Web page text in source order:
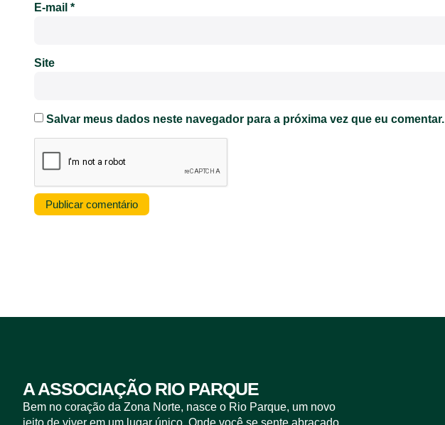
E-mail *
Site
Salvar meus dados neste navegador para a próxima vez que eu comentar.
A ASSOCIAÇÃO RIO PARQUE
Bem no coração da Zona Norte, nasce o Rio Parque, um novo
jeito de viver em um lugar único. Onde você se sente abraçado